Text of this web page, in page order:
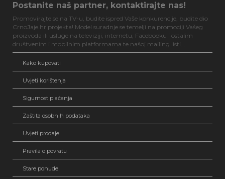
Postanite naš partner, kontaktirajte nas!
Promovirajte se na TV-u, budite ispred Vaše konkurencije, budite dio
CrnoJaje.hr projekta! Model suradnje se temelji na promociji Vašeg
proizvoda ili usluge na televiziji, internetu, Facebooku i ostalim
društvenim i mobilnim platformama te našoj mailing listi...
Kako kupovati
Uvjeti korištenja
Sigurnost plaćanja
Zaštita osobnih podataka
Uvjeti prodaje
Pravila o povratu
Stare ponude